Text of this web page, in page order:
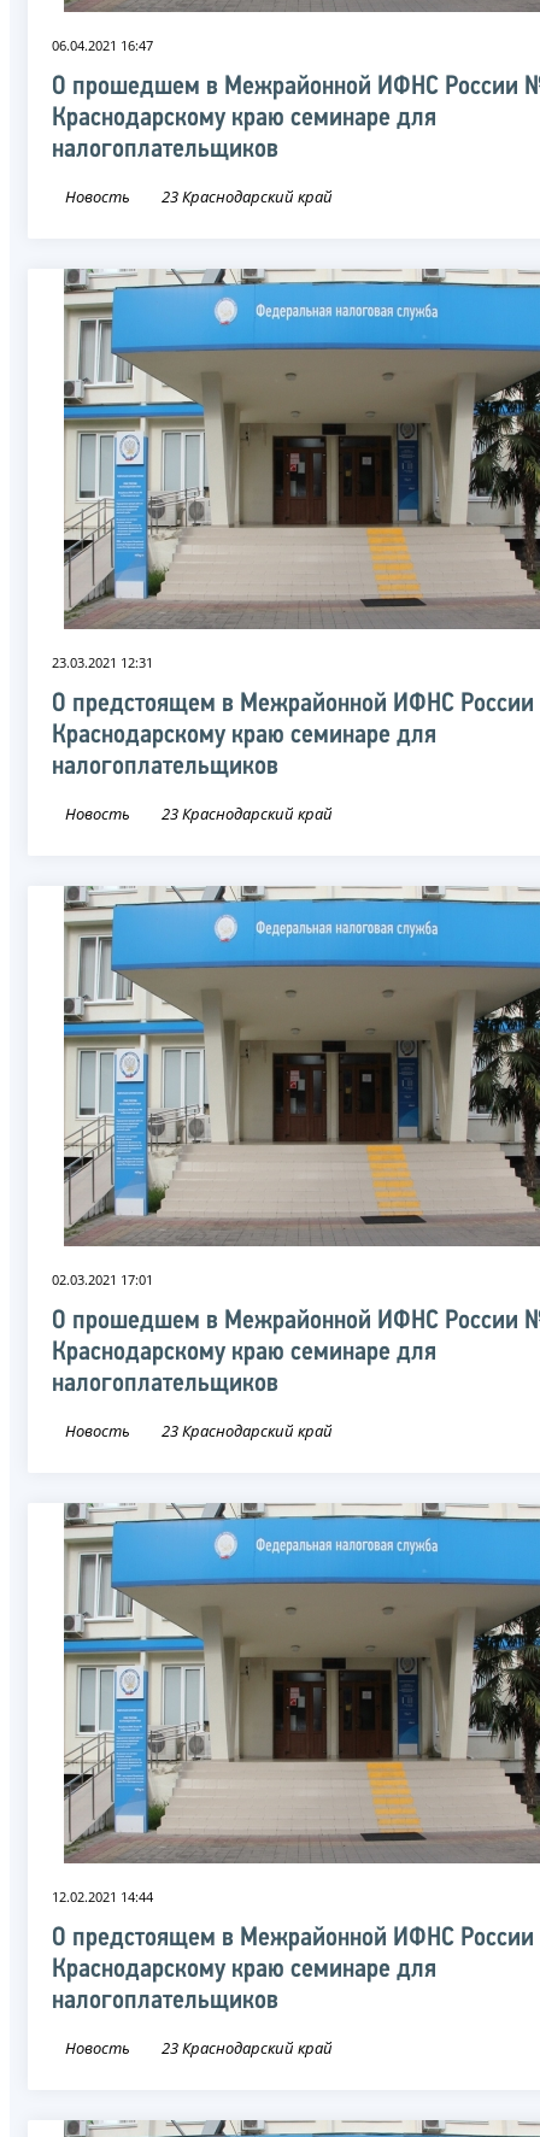
06.04.2021 16:47
О прошедшем в Межрайонной ИФНС России
Краснодарскому краю семинаре для
налогоплательщиков
Новость 23 Краснодарский край
23.03.2021 12:31
О предстоящем в Межрайонной ИФНС
Краснодарскому краю семинаре для
налогоплательщиков
Новость 23 Краснодарский край
02.03.2021 17:01
О прошедшем в Межрайонной ИФНС России
Краснодарскому краю семинаре для
налогоплательщиков
Новость 23 Краснодарский край
12.02.2021 14:44
О предстоящем в Межрайонной ИФНС
Краснодарскому краю семинаре для
налогоплательщиков
Новость 23 Краснодарский край